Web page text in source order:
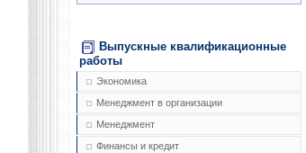
Выпускные квалификационные
работы
Экономика
Менеджмент в организации
Менеджмент
Финансы и кредит